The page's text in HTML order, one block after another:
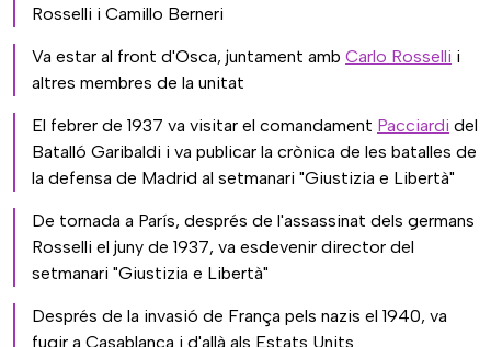
Rosselli i Camillo Berneri
Va estar al front d'Osca, juntament amb Carlo Rosselli i
altres membres de la unitat
El febrer de 1937 va visitar el comandament Pacciardi del
Batalló Garibaldi i va publicar la crònica de les batalles de
la defensa de Madrid al setmanari "Giustizia e Libertà"
De tornada a París, després de l'assassinat dels germans
Rosselli el juny de 1937, va esdevenir director del
setmanari "Giustizia e Libertà"
Després de la invasió de França pels nazis el 1940, va
fugir a Casablanca i d'allà als Estats Units